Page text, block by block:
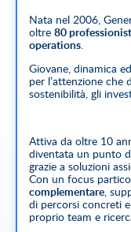
Nata nel 2006,
oltre 80
operations.
Giovane, dinamica
per l’attenzione che
sostenibilità, gli
Attiva da oltre 10
diventata un punto
grazie a soluzioni
Con un focus
complementare,
di percorsi concreti
proprio team e